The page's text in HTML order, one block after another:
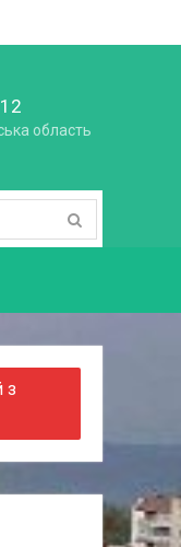
область
з